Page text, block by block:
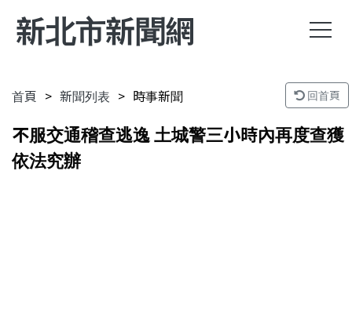
新北市新聞網
首頁 新聞列表 時事新聞 回首頁
不服交通稽查逃逸 土城警三小時內再度查獲
依法究辦